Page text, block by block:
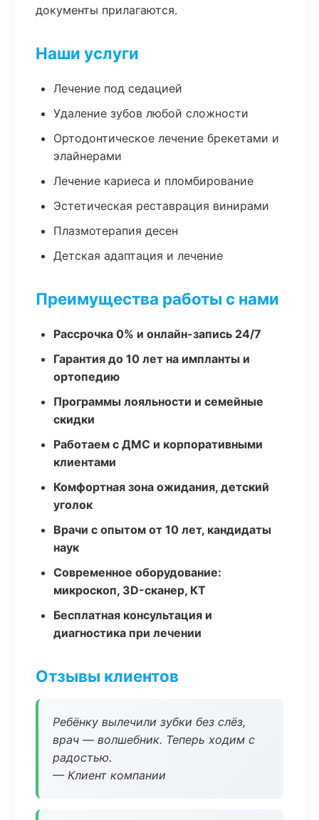
документы прилагаются.
Наши услуги
Лечение под седацией
Удаление зубов любой сложности
Ортодонтическое лечение брекетами и
элайнерами
Лечение кариеса и пломбирование
Эстетическая реставрация винирами
Плазмотерапия десен
Детская адаптация и лечение
Преимущества работы с нами
Рассрочка 0% и онлайн-запись 24/7
Гарантия до 10 лет на импланты и
ортопедию
Программы лояльности и семейные
скидки
Работаем с ДМС и корпоративными
клиентами
Комфортная зона ожидания, детский
уголок
Врачи с опытом от 10 лет, кандидаты
наук
Современное оборудование:
микроскоп, 3D-сканер, КТ
Бесплатная консультация и
диагностика при лечении
Отзывы клиентов
Ребёнку вылечили зубки без слёз,
врач — волшебник. Теперь ходим с
радостью.
— Клиент компании